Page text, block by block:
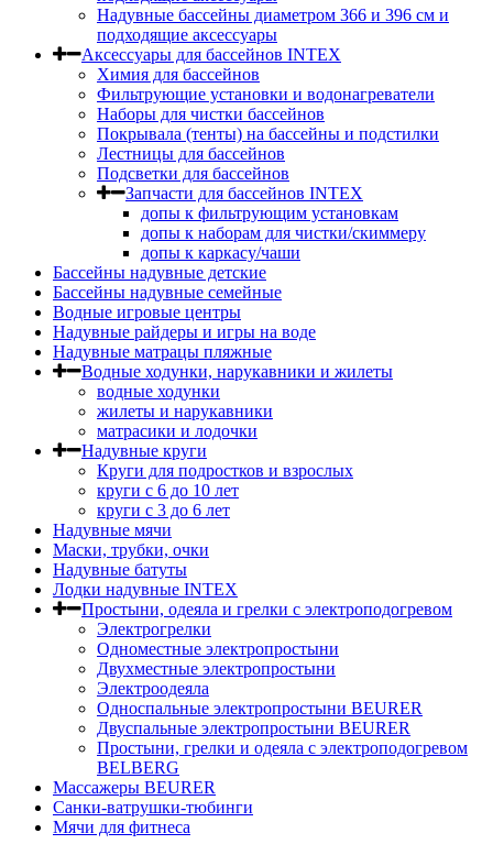
Надувные бассейны диаметром 366 и 396 см и
подходящие аксессуары
Аксессуары для бассейнов INTEX
Химия для бассейнов
Фильтрующие установки и водонагреватели
Наборы для чистки бассейнов
Покрывала (тенты) на бассейны и подстилки
Лестницы для бассейнов
Подсветки для бассейнов
Запчасти для бассейнов INTEX
допы к фильтрующим установкам
допы к наборам для чистки/скиммеру
допы к каркасу/чаши
Бассейны надувные детские
Бассейны надувные семейные
Водные игровые центры
Надувные райдеры и игры на воде
Надувные матрацы пляжные
Водные ходунки, нарукавники и жилеты
водные ходунки
жилеты и нарукавники
матрасики и лодочки
Надувные круги
Круги для подростков и взрослых
круги с 6 до 10 лет
круги c 3 до 6 лет
Надувные мячи
Маски, трубки, очки
Надувные батуты
Лодки надувные INTEX
Простыни, одеяла и грелки с электроподогревом
Электрогрелки
Одноместные электропростыни
Двухместные электропростыни
Электроодеяла
Односпальные электропростыни BEURER
Двуспальные электропростыни BEURER
Простыни, грелки и одеяла с электроподогревом
BELBERG
Массажеры BEURER
Санки-ватрушки-тюбинги
Мячи для фитнеса